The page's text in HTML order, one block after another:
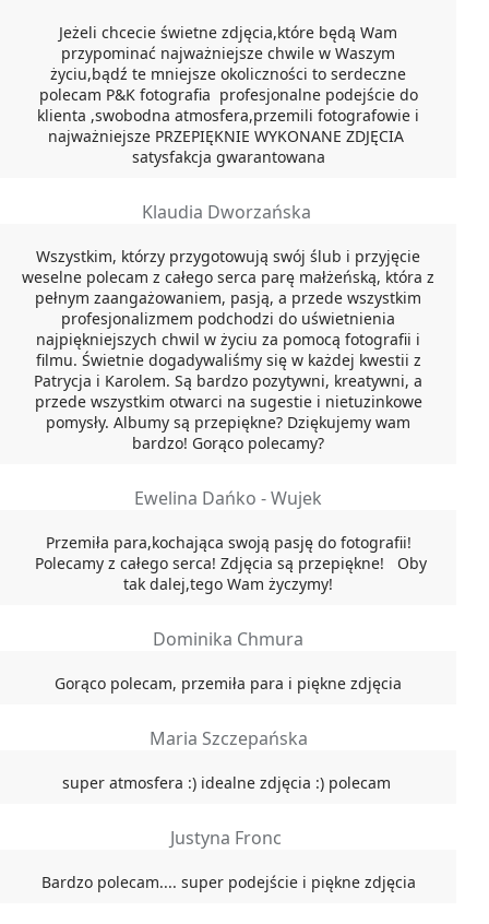
Jeżeli chcecie świetne zdjęcia,które będą Wam
przypominać najważniejsze chwile w Waszym
życiu,bądź te mniejsze okoliczności to serdeczne
polecam P&K fotografia profesjonalne podejście do
klienta ,swobodna atmosfera,przemili fotografowie i
najważniejsze PRZEPIĘKNIE WYKONANE ZDJĘCIA
satysfakcja gwarantowana
Klaudia Dworzańska
Wszystkim, którzy przygotowują swój ślub i przyjęcie
weselne polecam z całego serca parę małżeńską, która z
pełnym zaangażowaniem, pasją, a przede wszystkim
profesjonalizmem podchodzi do uświetnienia
najpiękniejszych chwil w życiu za pomocą fotografii i
filmu. Świetnie dogadywaliśmy się w każdej kwestii z
Patrycja i Karolem. Są bardzo pozytywni, kreatywni, a
przede wszystkim otwarci na sugestie i nietuzinkowe
pomysły. Albumy są przepiękne? Dziękujemy wam
bardzo! Gorąco polecamy?
Ewelina Dańko - Wujek
Przemiła para,kochająca swoją pasję do fotografii!
Polecamy z całego serca! Zdjęcia są przepiękne! Oby
tak dalej,tego Wam życzymy!
Dominika Chmura
Gorąco polecam, przemiła para i piękne zdjęcia
Maria Szczepańska
super atmosfera :) idealne zdjęcia :) polecam
Justyna Fronc
Bardzo polecam.... super podejście i piękne zdjęcia